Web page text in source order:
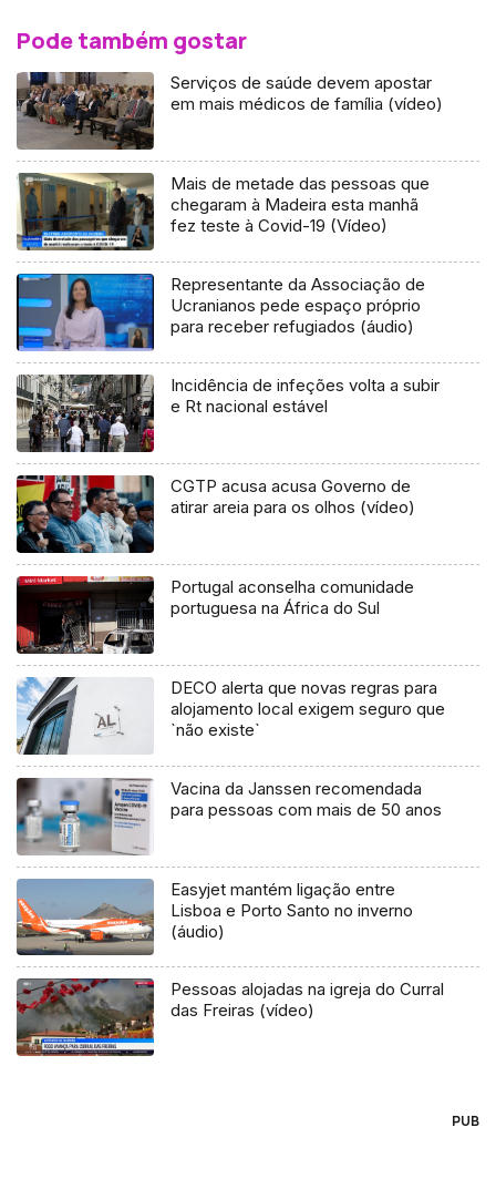
Pode também gostar
Serviços de saúde devem apostar
em mais médicos de família (vídeo)
Mais de metade das pessoas que
chegaram à Madeira esta manhã
fez teste à Covid-19 (Vídeo)
Representante da Associação de
Ucranianos pede espaço próprio
para receber refugiados (áudio)
Incidência de infeções volta a subir
e Rt nacional estável
CGTP acusa acusa Governo de
atirar areia para os olhos (vídeo)
Portugal aconselha comunidade
portuguesa na África do Sul
DECO alerta que novas regras para
alojamento local exigem seguro que
`não existe`
Vacina da Janssen recomendada
para pessoas com mais de 50 anos
Easyjet mantém ligação entre
Lisboa e Porto Santo no inverno
(áudio)
Pessoas alojadas na igreja do Curral
das Freiras (vídeo)
PUB